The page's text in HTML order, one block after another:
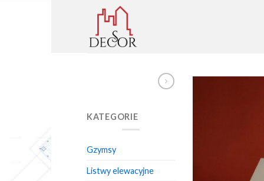
KATEGORIE
Gzymsy
Listwy elewacyjne